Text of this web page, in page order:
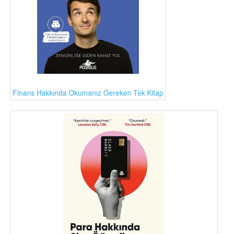
Finans Hakkında Okumanız Gereken Tek Kitap